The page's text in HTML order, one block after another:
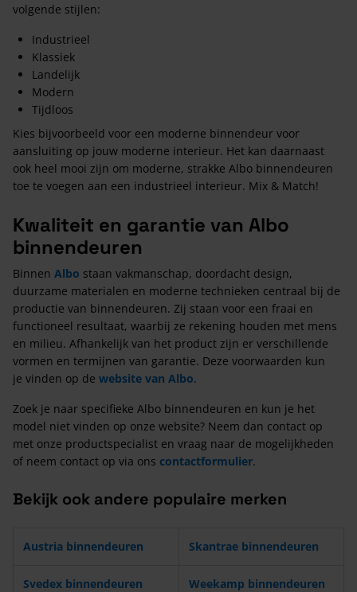
volgende stijlen:
Industrieel
Klassiek
Landelijk
Modern
Tijdloos
Kies bijvoorbeeld voor een moderne binnendeur voor
aansluiting op jouw moderne interieur. Het kan daarnaast
ook heel mooi zijn om moderne, strakke Albo binnendeuren
toe te voegen aan een industrieel interieur. Mix & Match!
Kwaliteit en garantie van Albo
binnendeuren
Binnen Albo staan vakmanschap, doordacht design,
duurzame materialen en moderne technieken centraal bij de
productie van binnendeuren. Zij staan voor een fraai en
functioneel resultaat, waarbij ze rekening houden met mens
en milieu. Afhankelijk van het product zijn er verschillende
vormen en termijnen van garantie. Deze voorwaarden kun
je vinden op de website van Albo.
Zoek je naar specifieke Albo binnendeuren en kun je het
model niet vinden op onze website? Neem dan contact op
met onze productspecialist en vraag naar de mogelijkheden
of neem contact op via ons contactformulier.
Bekijk ook andere populaire merken
Austria binnendeuren Skantrae binnendeuren
Svedex binnendeuren Weekamp binnendeuren